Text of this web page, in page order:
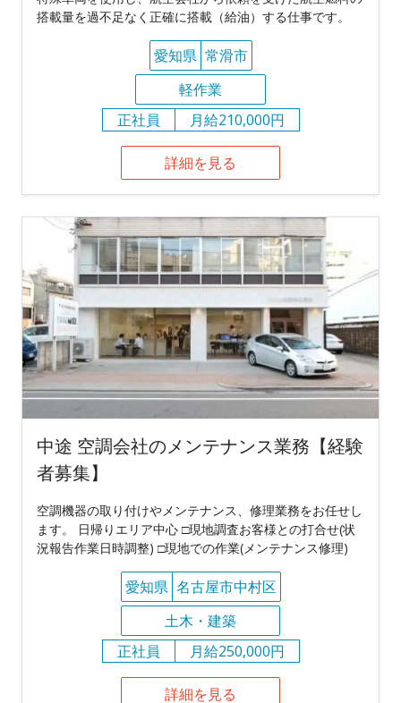
搭載量を過不足なく正確に搭載（給油）する仕事です。
愛知県 常滑市
軽作業
正社員
月給210,000円
詳細を見る
中途 空調会社のメンテナンス業務【経験
者募集】
空調機器の取り付けやメンテナンス、修理業務をお任せし
ます。 日帰りエリア中心 □現地調査お客様との打合せ(状
況報告作業日時調整) □現地での作業(メンテナンス修理)
愛知県 名古屋市中村区
土木・建築
正社員
月給250,000円
詳細を見る